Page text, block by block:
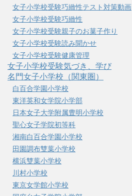
女子小学校受験巧緻性テスト対策動画
女子小学校受験巧緻性
女子小学校受験親子のお菓子作り
女子小学校受験読み聞かせ
女子小学校受験健康管理
女子小学校受験気づき、学び
名門女子小学校（関東圏）
白百合学園小学校
東洋英和女学院小学部
日本女子大学附属豊明小学校
聖心女子学院初等科
湘南白百合学園小学校
田園調布雙葉小学校
横浜雙葉小学校
川村小学校
東京女学館小学校